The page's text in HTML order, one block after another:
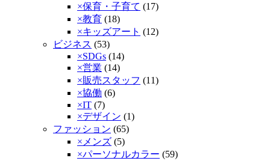
×保育・子育て (17)
×教育 (18)
×キッズアート (12)
ビジネス (53)
×SDGs (14)
×営業 (14)
×販売スタッフ (11)
×協働 (6)
×IT (7)
×デザイン (1)
ファッション (65)
×メンズ (5)
×パーソナルカラー (59)